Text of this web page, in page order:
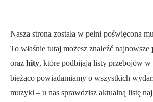
Nasza strona została w pełni poświęcona
To właśnie tutaj możesz znaleźć najnowsze
oraz hity, które podbijają listy przebojów w
bieżąco powiadamiamy o wszystkich
muzyki – u nas sprawdzisz aktualną listę